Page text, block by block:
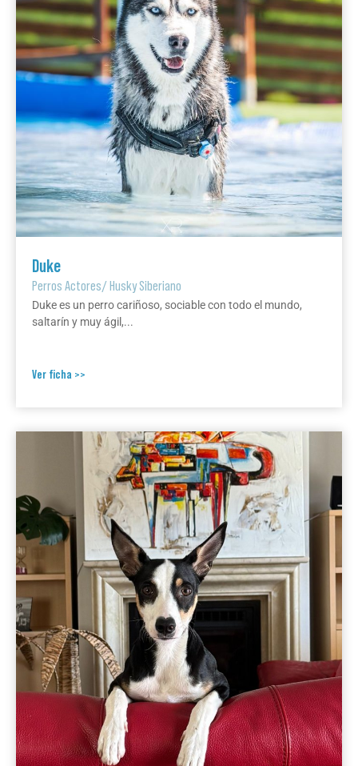
Duke
Perros Actores/Husky Siberiano
Duke es un perro cariñoso, sociable con todo el mundo,
saltarín y muy ágil,...
Ver ficha >>